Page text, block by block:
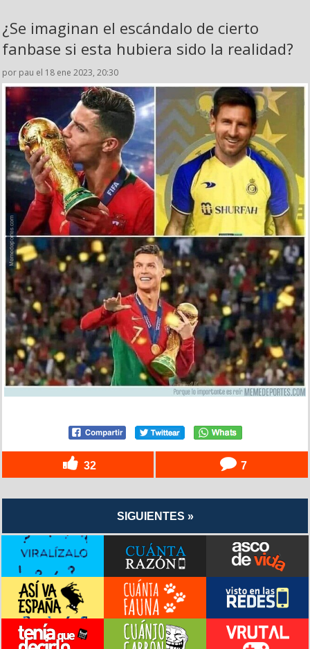
¿Se imaginan el escándalo de cierto
fanbase si esta hubiera sido la realidad?
por pau el 18 ene 2023, 20:30
32 7
SIGUIENTES »